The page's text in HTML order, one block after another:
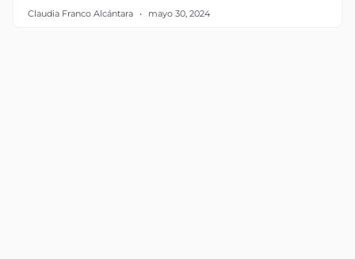
Claudia Franco Alcántara mayo 30, 2024